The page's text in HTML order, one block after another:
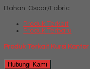
Bahan: Oscar/Fabric
Produk Terkait
Produk Terbaru
Produk Terkait Kursi
Hubungi Kami